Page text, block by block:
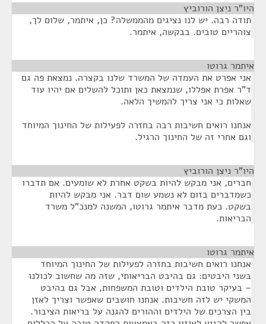
היו"ר ניצן הורוביץ
תודה רבה. יש לנו נציגים מהממשלה? כן, איתמר, שלום לך,
צוהריים טובים. בבקשה, איתמר.
איתמר גרוטו
אני אפרט את העמדה של המשרד שלנו בקצרה. נמצאת פה גם
ד"ר אפרת אפללו, שנמצאת כאן ותוכל להשלים אם יהיו עוד
שאלות כי אני צריך להמשיך הלאה.
אנחנו רואים חשיבות רבה בחזרה לפעילות של החינוך המיוחד
וגם אחרי זה של החינוך הרגיל.
היו"ר ניצן הורוביץ
חברים, אני מבקש להיות בשקט אחרת לא שומעים. אם תדברו
כשמדברים בזום לא נשמע שום דבר. אני מבקש להיות
בשקט. כעת מדבר איתמר גרוטו, המשנה למנכ"ל משרד
הבריאות.
איתמר גרוטו
אנחנו רואים חשיבות בחזרה לפעילות של החינוך המיוחד
בשני היבטים: גם בהיבט הבריאותי, שזה מה שחשוב לכולנו
– בעיקר טובת הילדים וטובת המשפחות, אבל גם בהיבט
המשקי יש לזה חשיבות. אנחנו חושבים שאפשר וצריך לאזן
בין הצרכים של הילדים וההורים להגנה על בריאות הציבור.